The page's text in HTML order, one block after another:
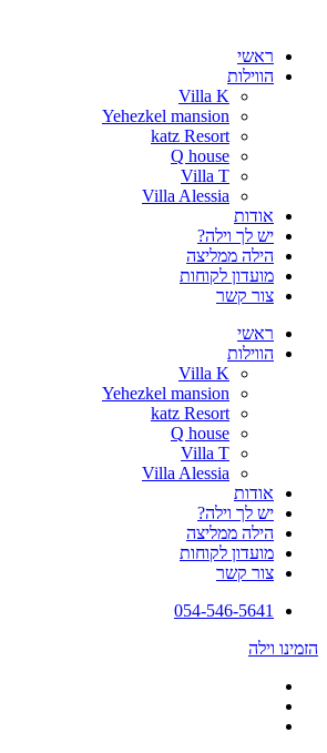
ראשי
הווילות
Villa K
Yehezkel mansion
katz Resort
Q house
Villa T
Villa Alessia
אודות
יש לך וילה?
הילה ממליצה
מועדון לקוחות
צור קשר
ראשי
הווילות
Villa K
Yehezkel mansion
katz Resort
Q house
Villa T
Villa Alessia
אודות
יש לך וילה?
הילה ממליצה
מועדון לקוחות
צור קשר
054-546-5641
הזמינו וילה